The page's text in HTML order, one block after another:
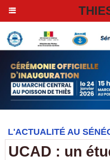
L'ACTUALITÉ AU
UCAD : un